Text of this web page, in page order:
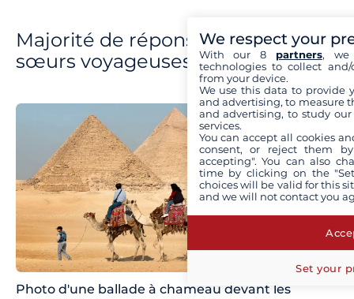
Majorité de réponses c : âmes
sœurs voyageuses
Photo d'une ballade à chameau devant les
We respect your
With our 8 partners, we
technologies to collect
from your device.
We use this data to provide
and advertising, to measure
and advertising, to study
services.
You can accept all cookies
consent, or reject them
accepting". You can also
time by clicking on the
choices will be valid for this
and we will not contact you
Set your